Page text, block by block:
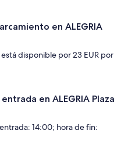
en ALEGRIA
disponible por 23 EUR por
en ALEGRIA Plaza
14:00; hora de fin: